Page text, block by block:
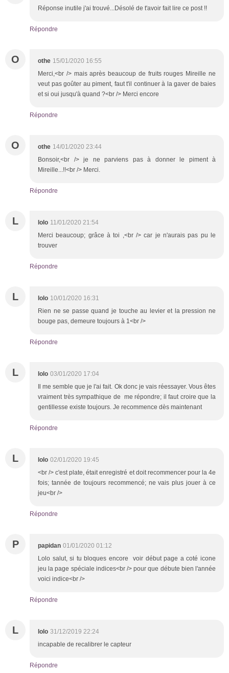
Réponse inutile j'ai trouvé...Désolé de t'avoir fait lire ce post !!
Répondre
O othe 15/01/2020 16:55
Merci,<br /> mais après beaucoup de fruits rouges Mireille ne
veut pas goûter au piment, faut t'il continuer à la gaver de baies
et si oui jusqu'à quand ?<br /> Merci encore
Répondre
O othe 14/01/2020 23:44
Bonsoir,<br /> je ne parviens pas à donner le piment à
Mireille...!!<br /> Merci.
Répondre
L lolo 11/01/2020 21:54
Merci beaucoup; grâce à toi ,<br /> car je n'aurais pas pu le
trouver
Répondre
L lolo 10/01/2020 16:31
Rien ne se passe quand je touche au levier et la pression ne
bouge pas, demeure toujours à 1<br />
Répondre
L lolo 03/01/2020 17:04
Il me semble que je l'ai fait. Ok donc je vais réessayer. Vous êtes
vraiment très sympathique de me répondre; il faut croire que la
gentillesse existe toujours. Je recommence dès maintenant
Répondre
L lolo 02/01/2020 19:45
<br /> c'est plate, était enregistré et doit recommencer pour la 4e
fois; tannée de toujours recommencé; ne vais plus jouer à ce
jeu<br />
Répondre
P papidan 01/01/2020 01:12
Lolo salut, si tu bloques encore voir début page a coté icone
jeu la page spéciale indices<br /> pour que débute bien l'année
voici indice<br />
Répondre
L lolo 31/12/2019 22:24
incapable de recalibrer le capteur
Répondre